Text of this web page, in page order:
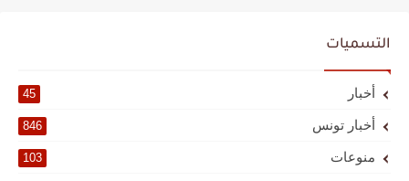
التسميات
أخبار 45
أخبار تونس 846
منوعات 103